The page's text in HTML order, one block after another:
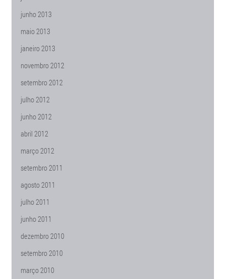
junho 2013
maio 2013
janeiro 2013
novembro 2012
setembro 2012
julho 2012
junho 2012
abril 2012
março 2012
setembro 2011
agosto 2011
julho 2011
junho 2011
dezembro 2010
setembro 2010
março 2010